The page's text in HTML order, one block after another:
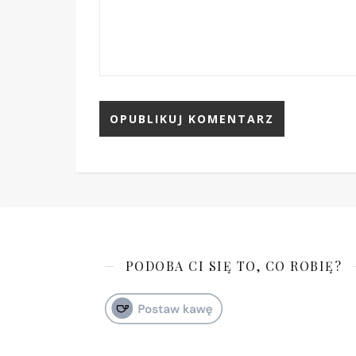
PODOBA CI SIĘ TO, CO ROBIĘ?